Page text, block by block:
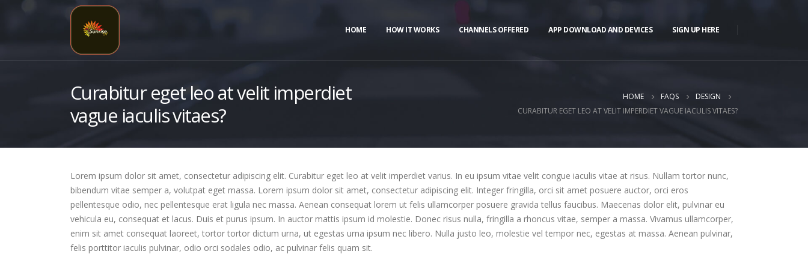
HOME HOW IT WORKS CHANNELS OFFERED APP DOWNLOAD AND DEVICES SIGN UP HERE
Curabitur eget leo at velit imperdiet
vague iaculis vitaes?
HOME FAQS
DESIGN
CURABITUR EGET LEO AT VELIT IMPERDIET VAGUE IACULIS VITAES?
Lorem ipsum dolor sit amet, consectetur adipiscing elit. Curabitur eget leo at velit imperdiet varius. In eu ipsum vitae velit congue iaculis vitae at risus. Nullam tortor nunc,
bibendum vitae semper a, volutpat eget massa. Lorem ipsum dolor sit amet, consectetur adipiscing elit. Integer fringilla, orci sit amet posuere auctor, orci eros
pellentesque odio, nec pellentesque erat ligula nec massa. Aenean consequat lorem ut felis ullamcorper posuere gravida tellus faucibus. Maecenas dolor elit, pulvinar eu
vehicula eu, consequat et lacus. Duis et purus ipsum. In auctor mattis ipsum id molestie. Donec risus nulla, fringilla a rhoncus vitae, semper a massa. Vivamus ullamcorper,
enim sit amet consequat laoreet, tortor tortor dictum urna, ut egestas urna ipsum nec libero. Nulla justo leo, molestie vel tempor nec, egestas at massa. Aenean pulvinar,
felis porttitor iaculis pulvinar, odio orci sodales odio, ac pulvinar felis quam sit.